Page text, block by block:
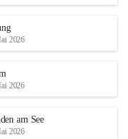
2026
2026
am See
2026